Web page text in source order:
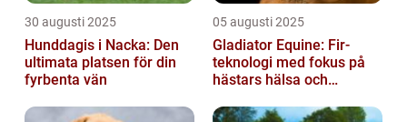
30 augusti 2025
Hunddagis i Nacka: Den
ultimata platsen för din
fyrbenta vän
05 augusti 2025
Gladiator Equine: Fir-
teknologi med fokus på
hästars hälsa och